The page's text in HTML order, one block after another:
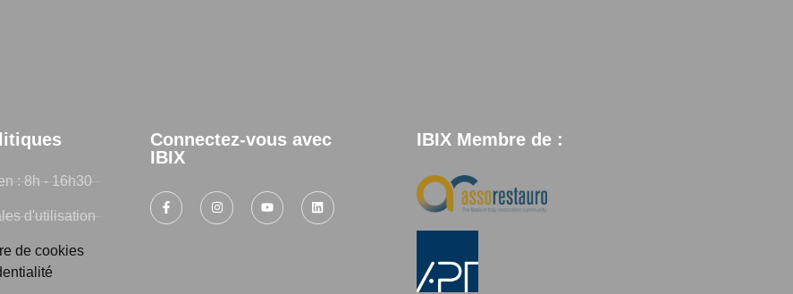
: 8h - 16h30
d'utilisation
de cookies
Connectez-vous avec
IBIX
IBIX Membre de :